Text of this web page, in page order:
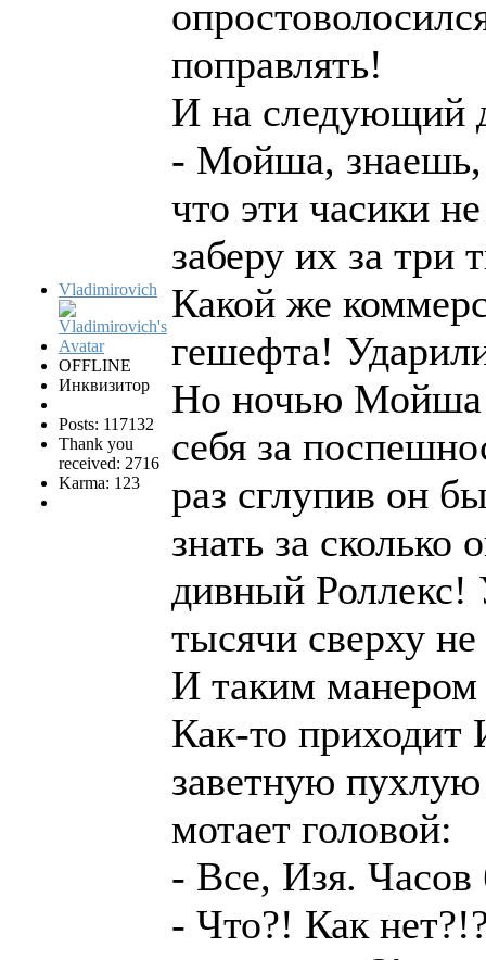
Vladimirovich
OFFLINE
Инквизитор
Posts: 117132
Thank you
received: 2716
Karma: 123
поправлять!
И на следующий
- Мойша, знаешь,
что эти часики
заберу их за три
Какой же
гешефта!
Но ночью Мойша
себя за
раз сглупив он
знать за сколько
дивный Роллекс!
тысячи сверху
И таким
Как-то приходит
заветную пухлую
мотает головой:
- Все, Изя. Часов
- Что?! Как